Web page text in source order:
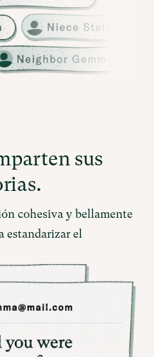
sus
cohesiva y bellamente
estandarizar el